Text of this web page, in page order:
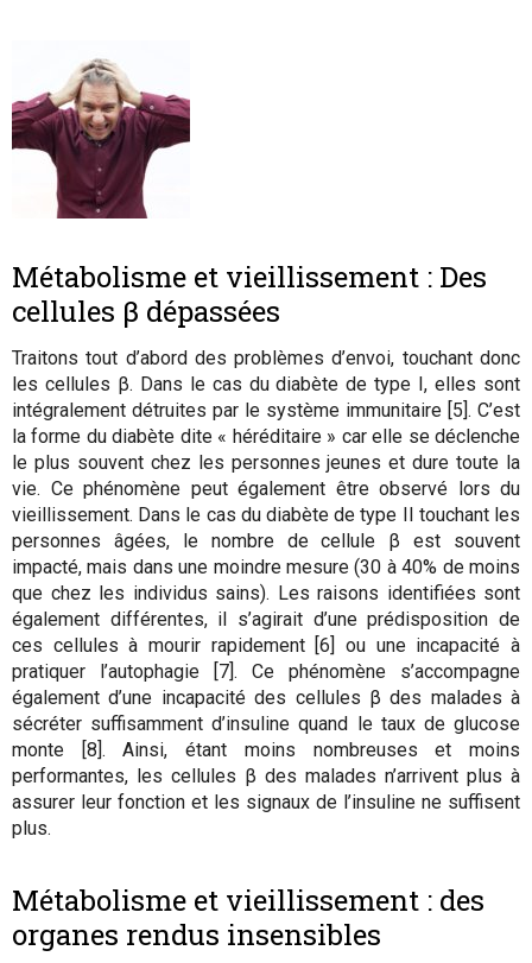
Métabolisme et vieillissement : Des
cellules β dépassées
Traitons tout d’abord des problèmes d’envoi, touchant donc
les cellules β. Dans le cas du diabète de type I, elles sont
intégralement détruites par le système immunitaire [5]. C’est
la forme du diabète dite « héréditaire » car elle se déclenche
le plus souvent chez les personnes jeunes et dure toute la
vie. Ce phénomène peut également être observé lors du
vieillissement. Dans le cas du diabète de type II touchant les
personnes âgées, le nombre de cellule β est souvent
impacté, mais dans une moindre mesure (30 à 40% de moins
que chez les individus sains). Les raisons identifiées sont
également différentes, il s’agirait d’une prédisposition de
ces cellules à mourir rapidement [6] ou une incapacité à
pratiquer l’autophagie [7]. Ce phénomène s’accompagne
également d’une incapacité des cellules β des malades à
sécréter suffisamment d’insuline quand le taux de glucose
monte [8]. Ainsi, étant moins nombreuses et moins
performantes, les cellules β des malades n’arrivent plus à
assurer leur fonction et les signaux de l’insuline ne suffisent
plus.
Métabolisme et vieillissement : des
organes rendus insensibles